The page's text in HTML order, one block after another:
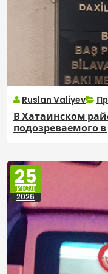
Ruslan Valiyev
В Хатаинском
подозреваемого
25
ИЮЛ
2026